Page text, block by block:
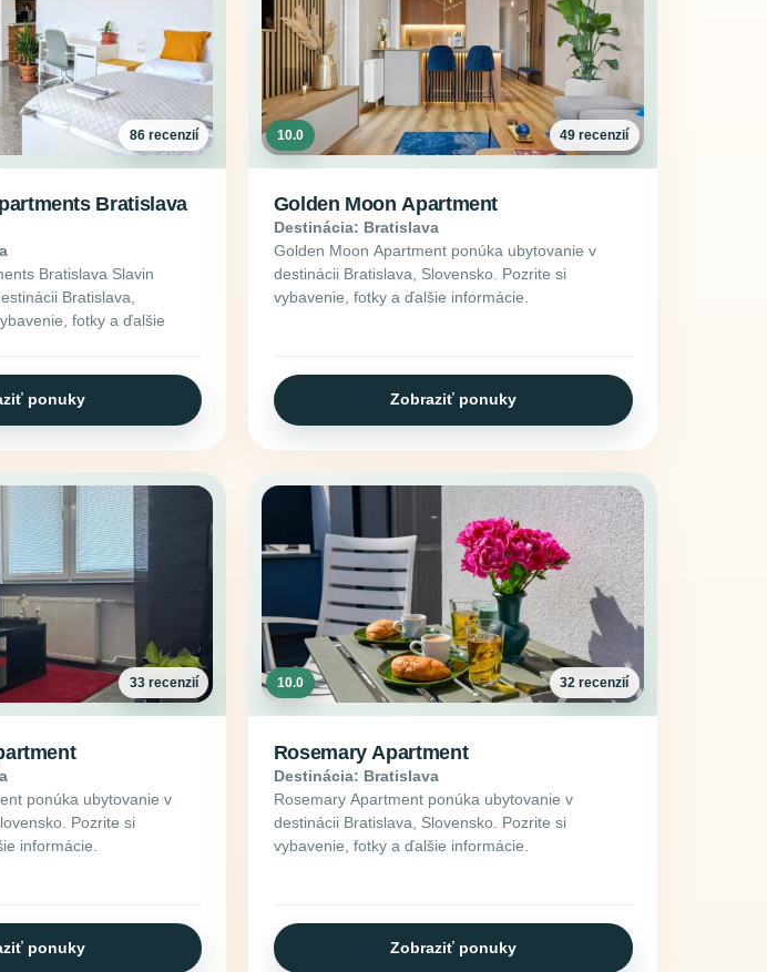
86 recenzií
Bratislava
Bratislava Slavin
Bratislava,
fotky a ďalšie
ponuky
10.0 49 recenzií
Golden Moon Apartment
Destinácia: Bratislava
Golden Moon Apartment ponúka ubytovanie v
destinácii Bratislava, Slovensko. Pozrite si
vybavenie, fotky a ďalšie informácie.
Zobraziť ponuky
33 recenzií
ponúka ubytovanie v
Pozrite si
informácie.
ponuky
10.0 32 recenzií
Rosemary Apartment
Destinácia: Bratislava
Rosemary Apartment ponúka ubytovanie v
destinácii Bratislava, Slovensko. Pozrite si
vybavenie, fotky a ďalšie informácie.
Zobraziť ponuky